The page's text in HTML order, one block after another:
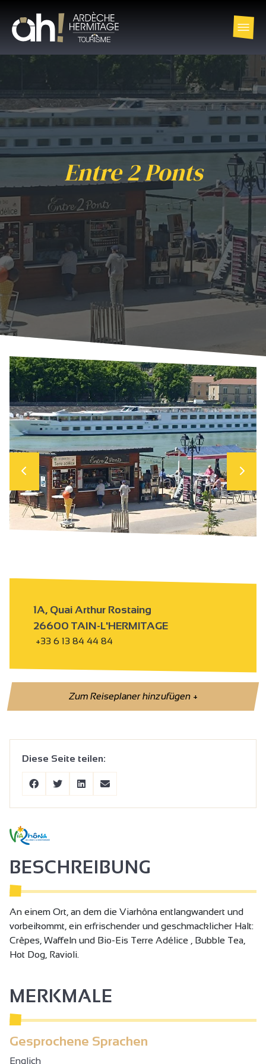
Entre 2 Ponts
1A, Quai Arthur Rostaing
26600 TAIN-L'HERMITAGE
+33 6 13 84 44 84
Zum Reiseplaner hinzufügen+
Diese Seite teilen:
BESCHREIBUNG
An einem Ort, an dem die Viarhôna entlangwandert und
vorbeikommt, ein erfrischender und geschmacklicher Halt:
Crêpes, Waffeln und Bio-Eis Terre Adélice , Bubble Tea,
Hot Dog, Ravioli.
MERKMALE
Gesprochene Sprachen
Englich